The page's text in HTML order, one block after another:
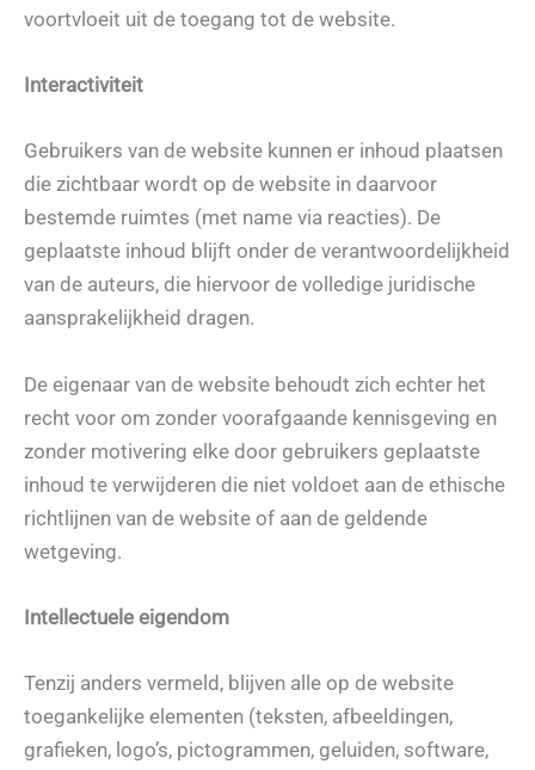
voortvloeit uit de toegang tot de website.
Interactiviteit
Gebruikers van de website kunnen er inhoud plaatsen
die zichtbaar wordt op de website in daarvoor
bestemde ruimtes (met name via reacties). De
geplaatste inhoud blijft onder de verantwoordelijkheid
van de auteurs, die hiervoor de volledige juridische
aansprakelijkheid dragen.
De eigenaar van de website behoudt zich echter het
recht voor om zonder voorafgaande kennisgeving en
zonder motivering elke door gebruikers geplaatste
inhoud te verwijderen die niet voldoet aan de ethische
richtlijnen van de website of aan de geldende
wetgeving.
Intellectuele eigendom
Tenzij anders vermeld, blijven alle op de website
toegankelijke elementen (teksten, afbeeldingen,
grafieken, logo’s, pictogrammen, geluiden, software,